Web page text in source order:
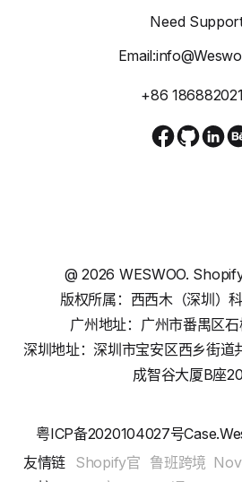
Need
+86
@2026 WESWOO.
版权所属：西西木（深圳）
广州地址：广州市番禺区
深圳地址：深圳市宝安区西乡街道
成智谷大厦B座
粤ICP备2020104027号
友情链 Shopify官 鲁班跨境